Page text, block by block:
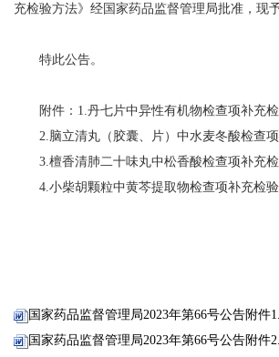
充检验方法》经国家药品监督管理局批准，现予
特此公告。
附件：1.丹七片中异性有机物检查项补充
2.脑立清丸（胶囊、片）中水麦冬酸检查项
3.檀香清肺二十味丸中松香酸检查项补充
4.小柴胡颗粒中黄芩提取物检查项补充检
国家药品监督管理局2023年第66号公告附件
国家药品监督管理局2023年第66号公告附件